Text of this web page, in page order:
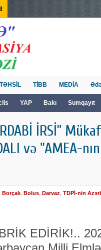
YAP Bakı Sumqayıt
TƏHSİL TİBB MEDİA
İRSİ”
və "AMEA-
, Borçalı, Bolus, Darvaz, TDPİ-nin
EDİRİK!..